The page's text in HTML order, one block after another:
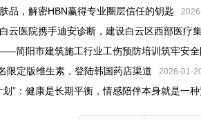
品，解密HBN赢得专业圈层信任的钥匙
云医院携手迪安诊断，建设白云区西部医疗
简阳市建筑施工行业工伤预防培训筑牢安
限定版维生素，登陆韩国药店渠道
2026-01-
”：健康是长期平衡，情感陪伴本身就是一